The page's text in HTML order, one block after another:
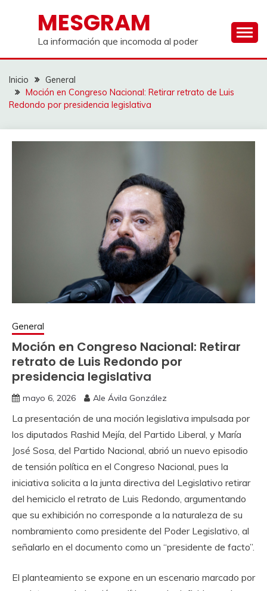
contenidoMESGRAM
La información que incomoda al poder
Inicio
General
Moción en Congreso Nacional: Retirar retrato de Luis
Redondo por presidencia legislativa
General
Moción en Congreso Nacional: Retirar
retrato de Luis Redondo por
presidencia legislativa
mayo 6, 2026 Ale Ávila González
La presentación de una moción legislativa impulsada por
los diputados Rashid Mejía, del Partido Liberal, y María
José Sosa, del Partido Nacional, abrió un nuevo episodio
de tensión política en el Congreso Nacional, pues la
iniciativa solicita a la junta directiva del Legislativo retirar
del hemiciclo el retrato de Luis Redondo, argumentando
que su exhibición no corresponde a la naturaleza de su
nombramiento como presidente del Poder Legislativo, al
señalarlo en el documento como un “presidente de facto”.
El planteamiento se expone en un escenario marcado por